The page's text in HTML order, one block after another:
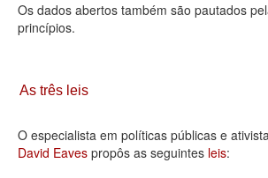
Agenda
Contato
Os dados abertos também são pautados
princípios.
As três leis
O especialista em políticas públicas e
David Eaves propôs as seguintes leis: